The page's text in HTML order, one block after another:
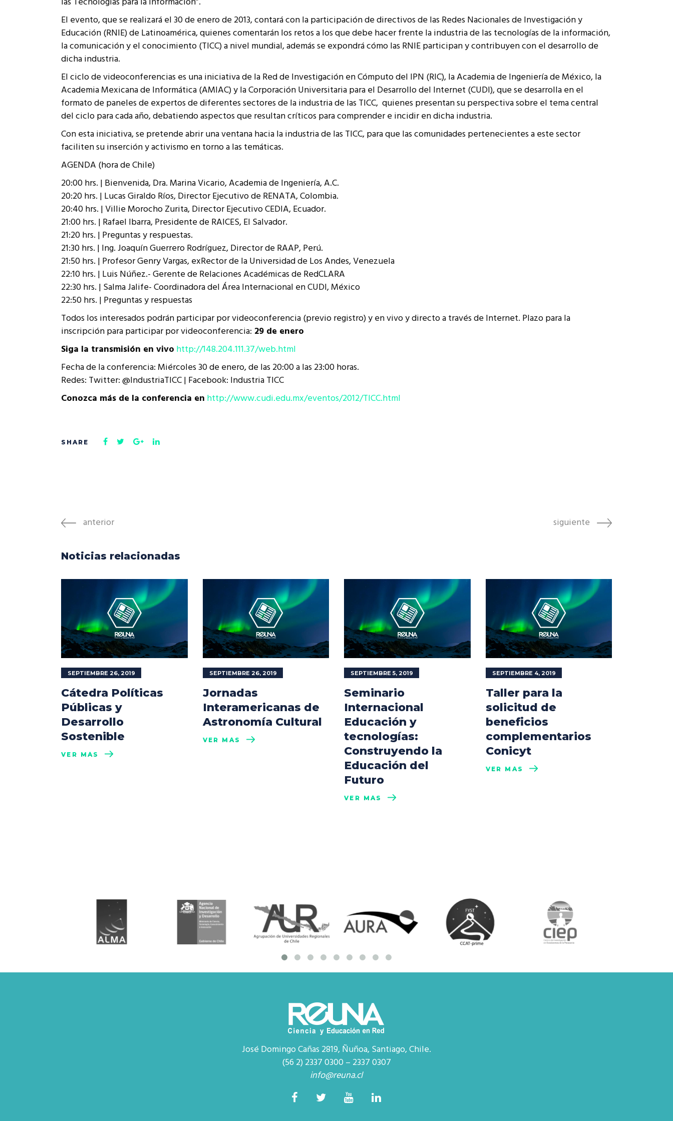
Cumplimiento Legal
Cómo integrarse a REUNA
El evento, que se realizará el 30 de enero de 2013, contará con la participación de directivos de las Redes Nacionales de Investigación y
Educación (RNIE) de Latinoamérica, quienes comentarán los retos a los que debe hacer frente la industria de las tecnologías de la información,
la comunicación y el conocimiento (TICC) a nivel mundial, además se expondrá cómo las RNIE participan y contribuyen con el desarrollo de
dicha industria.
El ciclo de videoconferencias es una iniciativa de la Red de Investigación en Cómputo del IPN (RIC), la Academia de Ingeniería de México, la
Academia Mexicana de Informática (AMIAC) y la Corporación Universitaria para el Desarrollo del Internet (CUDI), que se desarrolla en el
formato de paneles de expertos de diferentes sectores de la industria de las TICC, quienes presentan su perspectiva sobre el tema central
del ciclo para cada año, debatiendo aspectos que resultan críticos para comprender e incidir en dicha industria.
Con esta iniciativa, se pretende abrir una ventana hacia la industria de las TICC, para que las comunidades pertenecientes a este sector
faciliten su inserción y activismo en torno a las temáticas.
AGENDA (hora de Chile)
20:00 hrs. | Bienvenida, Dra. Marina Vicario, Academia de Ingeniería, A.C.
20:20 hrs. | Lucas Giraldo Ríos, Director Ejecutivo de RENATA, Colombia.
20:40 hrs. | Villie Morocho Zurita, Director Ejecutivo CEDIA, Ecuador.
21:00 hrs. | Rafael Ibarra, Presidente de RAICES, El Salvador.
21:20 hrs. | Preguntas y respuestas.
21:30 hrs. | Ing. Joaquín Guerrero Rodríguez, Director de RAAP, Perú.
21:50 hrs. | Profesor Genry Vargas, exRector de la Universidad de Los Andes, Venezuela
22:10 hrs. | Luis Núñez.- Gerente de Relaciones Académicas de RedCLARA
22:30 hrs. | Salma Jalife- Coordinadora del Área Internacional en CUDI, México
22:50 hrs. | Preguntas y respuestas
Todos los interesados podrán participar por videoconferencia (previo registro) y en vivo y directo a través de Internet. Plazo para la
inscripción para participar por videoconferencia: 29 de enero
Siga la transmisión en vivo http://148.204.111.37/web.html
Fecha de la conferencia: Miércoles 30 de enero, de las 20:00 a las 23:00 horas.
Redes: Twitter: @IndustriaTICC | Facebook: Industria TICC
Conozca más de la conferencia en http://www.cudi.edu.mx/eventos/2012/TICC.html
anterior siguiente
Noticias relacionadas
SEPTIEMBRE 26, 2019
Cátedra Políticas
Públicas y
Desarrollo
Sostenible
VER MÁS
SEPTIEMBRE 26, 2019
Jornadas
Interamericanas de
Astronomía Cultural
VER MÁS
SEPTIEMBRE 5, 2019
Seminario
Internacional
Educación y
tecnologías:
Construyendo la
Educación del
Futuro
VER MÁS
SEPTIEMBRE 4, 2019
Taller para la
solicitud de
beneficios
complementarios
Conicyt
VER MÁS
José Domingo Cañas 2819, Ñuñoa, Santiago, Chile.
(56 2) 2337 0300 – 2337 0307
info@reuna.cl